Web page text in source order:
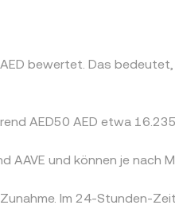
bewertet. Das
AED50 AED etwa
AAVE und können je nach
Im 24-Stunden-